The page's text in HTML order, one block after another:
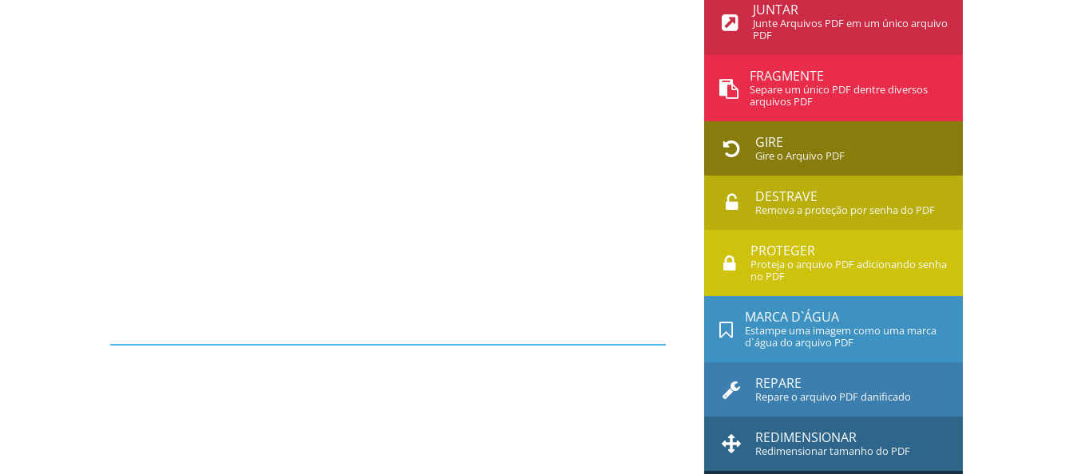
JUNTAR
Junte Arquivos PDF em um único arquivo
PDF
FRAGMENTE
Separe um único PDF dentre diversos
arquivos PDF
GIRE
Gire o Arquivo PDF
DESTRAVE
Remova a proteção por senha do PDF
PROTEGER
Proteja o arquivo PDF adicionando senha
no PDF
MARCA D`ÁGUA
Estampe uma imagem como uma marca
d`água do arquivo PDF
REPARE
Repare o arquivo PDF danificado
REDIMENSIONAR
Redimensionar tamanho do PDF